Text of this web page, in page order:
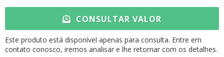
CONSULTAR VALOR
Este produto está disponível apenas para consulta. Entre em
contato conosco, iremos analisar e lhe retornar com os detalhes.